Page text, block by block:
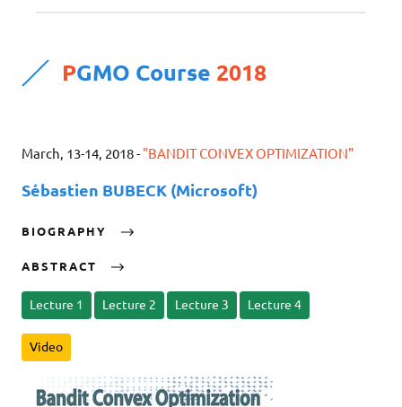
PGMO Course 2018
March, 13-14, 2018 - "BANDIT CONVEX OPTIMIZATION"
Sébastien BUBECK (Microsoft)
BIOGRAPHY
ABSTRACT
Lecture 1 Lecture 2 Lecture 3 Lecture 4
Video